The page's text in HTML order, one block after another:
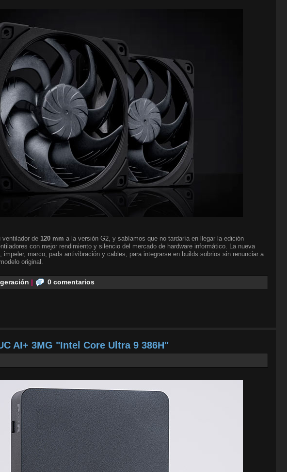
ventilador de 120 mm a la versión G2, y sabíamos que no tardaría en llegar la edición
con mejor rendimiento y silencio del mercado de hardware informático. La nueva
impeler, marco, pads antivibración y cables, para integrarse en builds sobrios sin renunciar a
original.
| 0 comentarios
AI+ 3MG "Intel Core Ultra 9 386H"